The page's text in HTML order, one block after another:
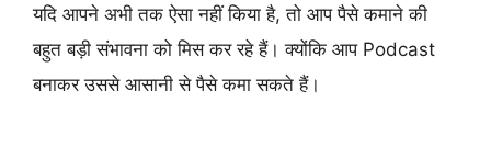
यदि आपने अभी तक ऐसा नहीं किया है, तो आप पैसे कमाने की
बहुत बड़ी संभावना को मिस कर रहे हैं। क्योंकि आप Podcast
बनाकर उससे आसानी से पैसे कमा सकते हैं।